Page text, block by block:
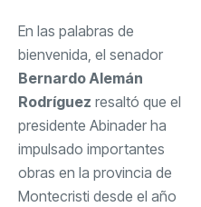
En las palabras de
bienvenida, el senador
Bernardo Alemán
Rodríguez resaltó que el
presidente Abinader ha
impulsado importantes
obras en la provincia de
Montecristi desde el año